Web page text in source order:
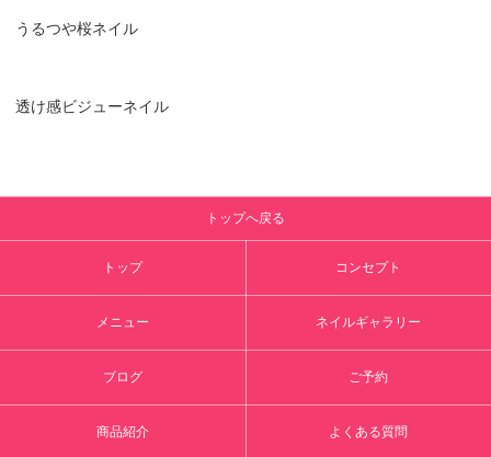
うるつや桜ネイル
透け感ビジューネイル
トップへ戻る
トップ コンセプト
メニュー ネイルギャラリー
ブログ ご予約
商品紹介 よくある質問